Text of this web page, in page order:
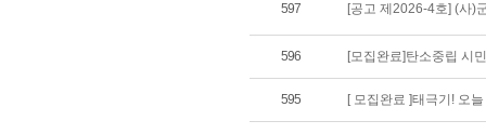
597 [공고 제2026-4호] (사)
596 [모집완료]탄소중립 시
595 [ 모집완료 ]태극기! 오